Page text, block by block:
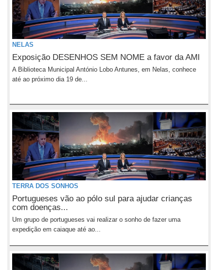
NELAS
Exposição DESENHOS SEM NOME a favor da AMI
A Biblioteca Municipal António Lobo Antunes, em Nelas, conhece
até ao próximo dia 19 de...
TERRA DOS SONHOS
Portugueses vão ao pólo sul para ajudar crianças
com doenças...
Um grupo de portugueses vai realizar o sonho de fazer uma
expedição em caiaque até ao...